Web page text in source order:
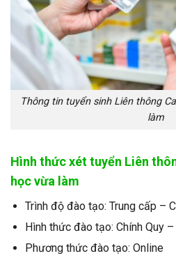
Thông tin tuyển sinh Liên thông
làm
Hình thức xét tuyển Liên
học vừa làm
Trình độ đào tạo: Trung cấp –
Hình thức đào tạo: Chính Quy
Phương thức đào tạo: Online